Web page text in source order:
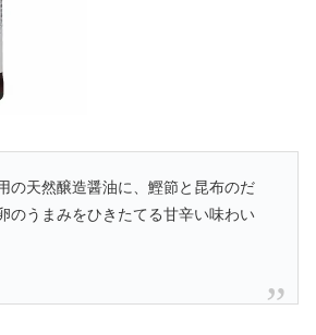
の天然醸造醤油に、鰹節と昆布のだ
のうまみをひきたてる甘辛い味わい